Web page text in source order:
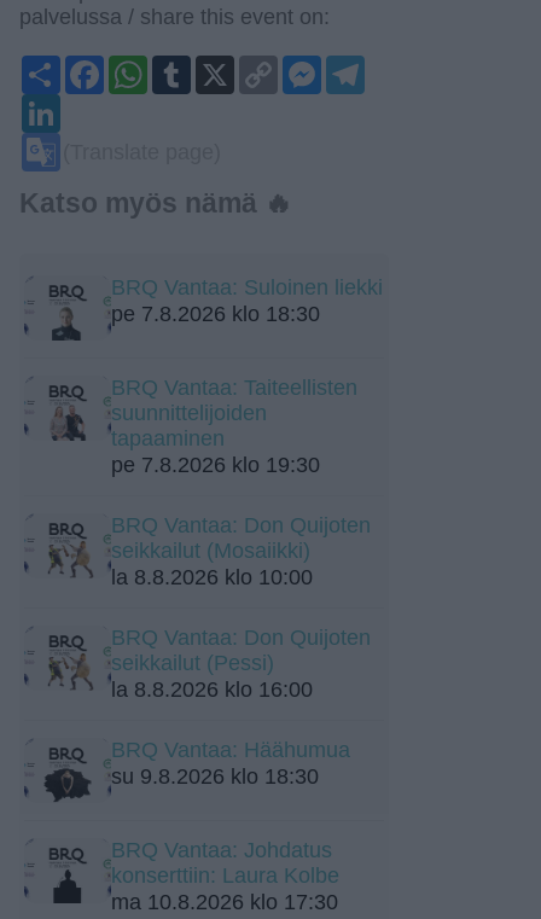
palvelussa / share this event on:
ShareFacebook
WhatsApp
Tumblr
Copy
Link
Messenger
Katso myös nämä 🔥
BRQ Vantaa: Suloinen liekki
pe 7.8.2026 klo 18:30
BRQ Vantaa: Taiteellisten
suunnittelijoiden
tapaaminen
pe 7.8.2026 klo 19:30
BRQ Vantaa: Don Quijoten
seikkailut (Mosaiikki)
la 8.8.2026 klo 10:00
BRQ Vantaa: Don Quijoten
seikkailut (Pessi)
la 8.8.2026 klo 16:00
BRQ Vantaa: Häähumua
su 9.8.2026 klo 18:30
BRQ Vantaa: Johdatus
konserttiin: Laura Kolbe
ma 10.8.2026 klo 17:30